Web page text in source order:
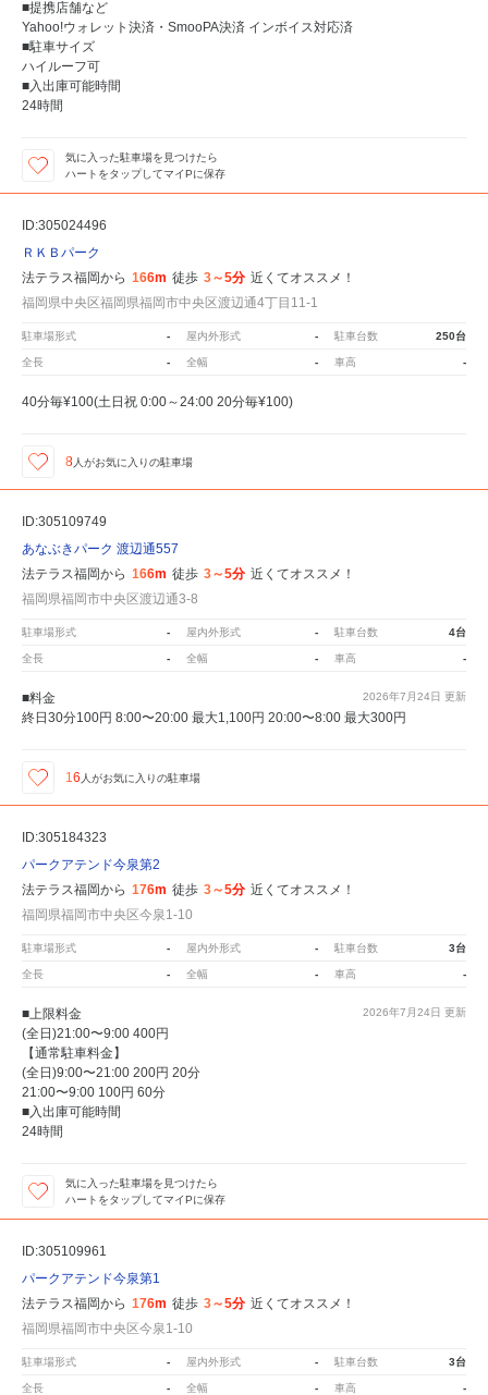
■提携店舗など
Yahoo!ウォレット決済・SmooPA決済 インボイス対応済
■駐車サイズ
ハイルーフ可
■入出庫可能時間
24時間
気に入った駐車場を見つけたら
ハートをタップしてマイPに保存
ID:305024496
ＲＫＢパーク
法テラス福岡から 166m 徒歩 3～5分 近くてオススメ！
福岡県中央区福岡県福岡市中央区渡辺通4丁目11-1
駐車場形式 - 屋内外形式 - 駐車台数 250台
全長 - 全幅 - 車高 -
40分毎¥100(土日祝 0:00～24:00 20分毎¥100)
8 人がお気に入りの駐車場
ID:305109749
あなぶきパーク 渡辺通557
法テラス福岡から 166m 徒歩 3～5分 近くてオススメ！
福岡県福岡市中央区渡辺通3-8
駐車場形式 - 屋内外形式 - 駐車台数 4台
全長 - 全幅 - 車高 -
2026年7月24日 更新
■料金
終日30分100円 8:00〜20:00 最大1,100円 20:00〜8:00 最大300円
16 人がお気に入りの駐車場
ID:305184323
パークアテンド今泉第2
法テラス福岡から 176m 徒歩 3～5分 近くてオススメ！
福岡県福岡市中央区今泉1-10
駐車場形式 - 屋内外形式 - 駐車台数 3台
全長 - 全幅 - 車高 -
2026年7月24日 更新
■上限料金
(全日)21:00〜9:00 400円
【通常駐車料金】
(全日)9:00〜21:00 200円 20分
21:00〜9:00 100円 60分
■入出庫可能時間
24時間
気に入った駐車場を見つけたら
ハートをタップしてマイPに保存
ID:305109961
パークアテンド今泉第1
法テラス福岡から 176m 徒歩 3～5分 近くてオススメ！
福岡県福岡市中央区今泉1-10
駐車場形式 - 屋内外形式 - 駐車台数 3台
全長 - 全幅 - 車高 -